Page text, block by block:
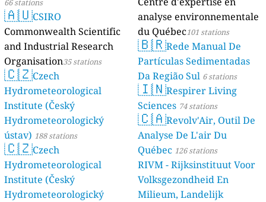
66 stations
🇦🇺CSIRO
Commonwealth Scientific
and Industrial Research
Organisation35 stations
🇨🇿Czech
Hydrometeorological
Institute (Český
Hydrometeorologický
ústav) 188 stations
🇨🇿Czech
Hydrometeorological
Institute (Český
Hydrometeorologický
analyse environnementale
du Québec101 stations
🇧🇷Rede Manual De
Partículas Sedimentadas
Da Região Sul 6 stations
🇮🇳Respirer Living
Sciences 74 stations
🇨🇦Revolv'Air, Outil De
Analyse De L'air Du
Québec 126 stations
RIVM - Rijksinstituut Voor
Volksgezondheid En
Milieum, Landelijk